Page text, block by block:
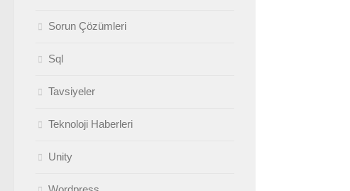
Sorun Çözümleri
Sql
Tavsiyeler
Teknoloji Haberleri
Unity